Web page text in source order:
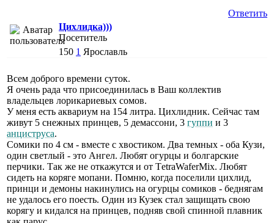
Ответить
Цихлидка)))
Посетитель
150 1 Ярославль
Всем доброго времени суток.
Я очень рада что присоединилась в Ваш коллектив
владельцев лорикариевых сомов.
У меня есть аквариум на 154 литра. Цихлидник. Сейчас там
живут 5 снежных принцев, 5 демассони, 3 гуппи и 3
анциструса.
Сомики по 4 см - вместе с хвостиком. Два темных - оба Кузи,
один светлый - это Ангел. Любят огурцы и болгарские
перчики. Так же не откажутся и от ТetraWaferМix. Любят
сидеть на коряге мопани. Помню, когда поселили цихлид,
принци и демоны накинулись на огурцы сомиков - беднягам
не удалось его поесть. Один из Кузек стал защищать свою
корягу и кидался на принцев, подняв свой спинной плавник